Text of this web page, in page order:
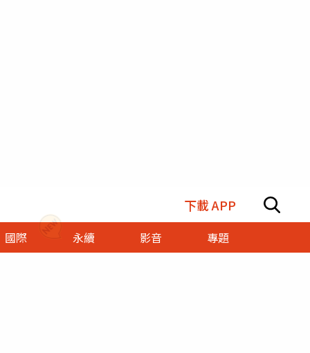
下載 APP
國際 永續 影音 專題